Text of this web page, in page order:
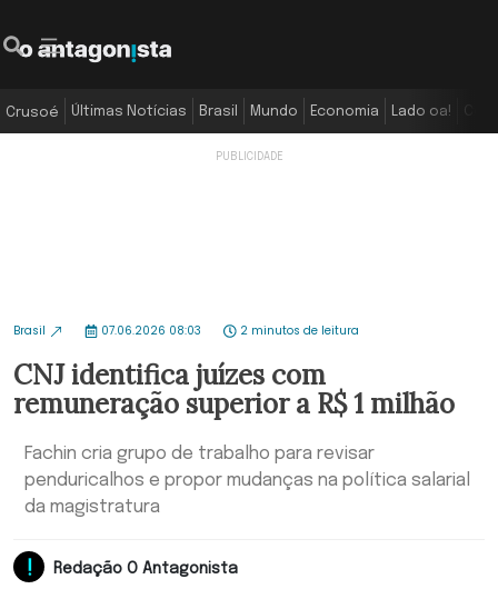
Crusoé Últimas Notícias Brasil Mundo Economia Lado oa!
Brasil 07.06.2026 08:03 2 minutos de leitura
CNJ identifica juízes com
remuneração superior a R$ 1 milhão
Fachin cria grupo de trabalho para revisar
penduricalhos e propor mudanças na política salarial
da magistratura
Redação O Antagonista